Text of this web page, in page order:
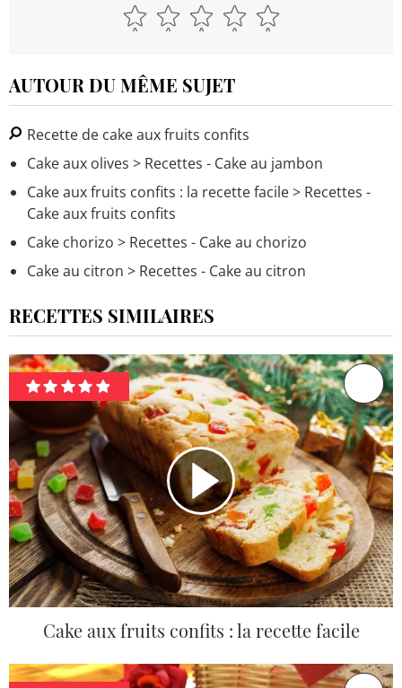
AUTOUR DU MÊME SUJET
Recette de cake aux fruits confits
Cake aux olives > Recettes - Cake au jambon
Cake aux fruits confits : la recette facile> Recettes -
Cake aux fruits confits
Cake chorizo > Recettes - Cake au chorizo
Cake au citron > Recettes - Cake au citron
RECETTES SIMILAIRES
Cake aux fruits confits : la recette facile